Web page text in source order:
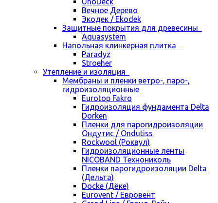
Вечное Дерево
Экодек / Ekodek
Защитные покрытия для древесины
Aquasystem
Напольная клинкерная плитка
Paradyz
Stroeher
Утепление и изоляция
Мембраны и пленки ветро-, паро-,
гидроизоляционные
Eurotop Fakro
Гидроизоляция фундамента Delta
Dorken
Пленки для парогидроизоляции
Ондутис / Ondutiss
Rockwool (Роквул)
Гидроизоляционные ленты
NICOBAND Технониколь
Пленки парогидроизоляции Delta
(Дельта)
Docke (Дёке)
Eurovent / Евровент